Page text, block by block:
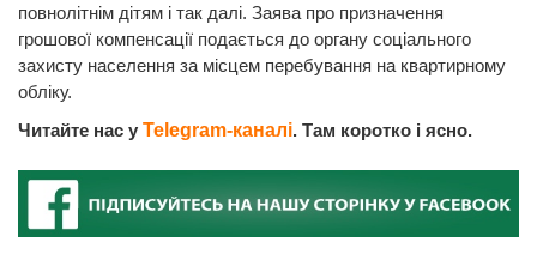
повнолітнім дітям і так далі. Заява про призначення
грошової компенсації подається до органу соціального
захисту населення за місцем перебування на квартирному
обліку.
Читайте нас у Telegram-каналі. Там коротко і ясно.